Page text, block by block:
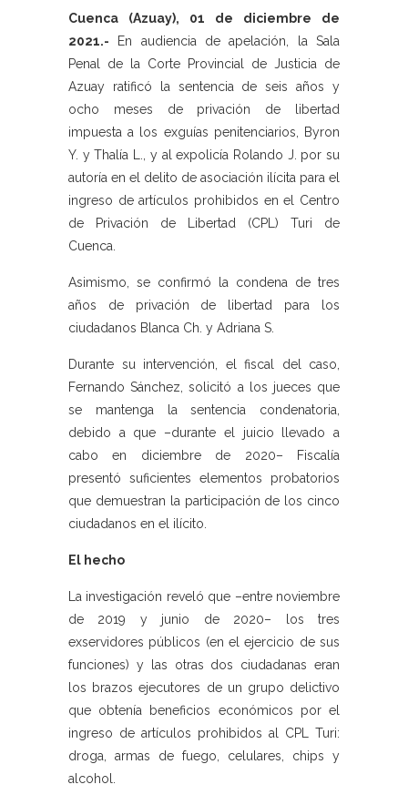
Cuenca (Azuay), 01 de diciembre de
2021.- En audiencia de apelación, la Sala
Penal de la Corte Provincial de Justicia de
Azuay ratificó la sentencia de seis años y
ocho meses de privación de libertad
impuesta a los exguías penitenciarios, Byron
Y. y Thalía L., y al expolicía Rolando J. por su
autoría en el delito de asociación ilícita para el
ingreso de artículos prohibidos en el Centro
de Privación de Libertad (CPL) Turi de
Cuenca.
Asimismo, se confirmó la condena de tres
años de privación de libertad para los
ciudadanos Blanca Ch. y Adriana S.
Durante su intervención, el fiscal del caso,
Fernando Sánchez, solicitó a los jueces que
se mantenga la sentencia condenatoria,
debido a que –durante el juicio llevado a
cabo en diciembre de 2020– Fiscalía
presentó suficientes elementos probatorios
que demuestran la participación de los cinco
ciudadanos en el ilícito.
El hecho
La investigación reveló que –entre noviembre
de 2019 y junio de 2020– los tres
exservidores públicos (en el ejercicio de sus
funciones) y las otras dos ciudadanas eran
los brazos ejecutores de un grupo delictivo
que obtenía beneficios económicos por el
ingreso de artículos prohibidos al CPL Turi:
droga, armas de fuego, celulares, chips y
alcohol.